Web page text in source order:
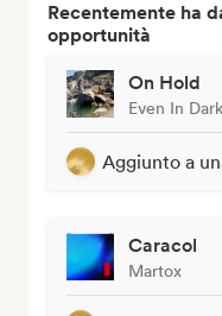
Recentemente ha
opportunità
On Hold
Even In
Aggiunto a
Caracol
Martox